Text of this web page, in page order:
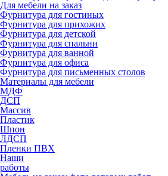
Для мебели на заказ
Фурнитура для гостиных
Фурнитура для прихожих
Фурнитура для детской
Фурнитура для спальни
Фурнитура для ванной
Фурнитура для офиса
Фурнитура для письменных столов
Материалы для мебели
МДФ
ДСП
Массив
Пластик
Шпон
ЛДСП
Пленки ПВХ
Наши
работы